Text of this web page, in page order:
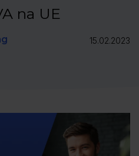
na UE
15.02.2023